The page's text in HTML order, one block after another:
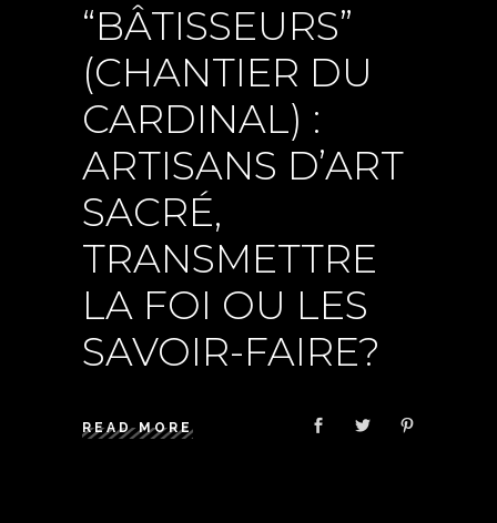
“BÂTISSEURS”
(CHANTIER DU
CARDINAL) :
ARTISANS D’ART
SACRÉ,
TRANSMETTRE
LA FOI OU LES
SAVOIR-FAIRE?
READ MORE